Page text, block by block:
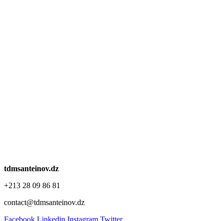
tdmsanteinov.dz
+213 28 09 86 81
contact@tdmsanteinov.dz
Facebook Linkedin Instagram Twitter